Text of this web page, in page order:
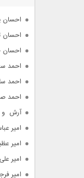
احسان
احسان
احسان
احمد
احمد
احمد
آرش
امیر
امیر
امیر علی
امیر